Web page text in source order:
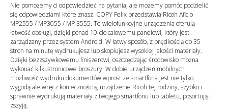
Nie pomożemy ci odpowiedzieć na pytania, ale możemy pomóc podzielić
się odpowiedziami które znasz. COPY Felix przedstawia Ricoh Aficio
MP2555 / MP3055 / MP 3555. Te wielofunkcyjne urządzenia oferują
łatwość obsługi, dzięki ponad 10-cio calowemu panelowi, który jest
zarządzany przez system Android. W łatwy sposób, z prędkością do 35
stron na minutę wydrukujesz lub skopiujesz wysokiej jakości materiały.
Dzięki bezzszywkowemu finiszerowi, oszczędzając środowisko można
wykonać kilkustronicowe broszury. W dobie urządzeń mobilnych
możliwość wydruku dokumentów wprost ze smartfona jest nie tylko
wygodą ale wręcz koniecznością, urządzenie Ricoh tej rodziny, szybko i
sprawnie wydrukują materiały z twojego smartfonu lub tabletu, posortują i
zszyją.